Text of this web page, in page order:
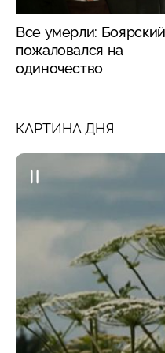
Все умерли: Боярский
пожаловался на
одиночество
КАРТИНА ДНЯ